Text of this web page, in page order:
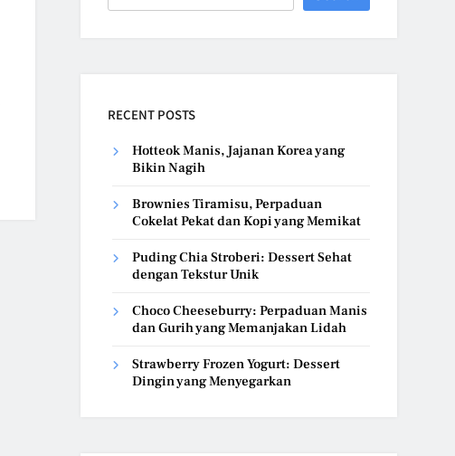
RECENT POSTS
Hotteok Manis, Jajanan Korea yang
Bikin Nagih
Brownies Tiramisu, Perpaduan
Cokelat Pekat dan Kopi yang Memikat
Puding Chia Stroberi: Dessert Sehat
dengan Tekstur Unik
Choco Cheeseburry: Perpaduan Manis
dan Gurih yang Memanjakan Lidah
Strawberry Frozen Yogurt: Dessert
Dingin yang Menyegarkan